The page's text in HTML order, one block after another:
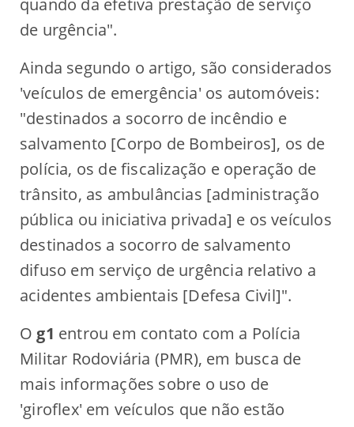
de urgência".
Ainda segundo o artigo, são considerados
'veículos de emergência' os automóveis:
"destinados a socorro de incêndio e
salvamento [Corpo de Bombeiros], os de
polícia, os de fiscalização e operação de
trânsito, as ambulâncias [administração
pública ou iniciativa privada] e os veículos
destinados a socorro de salvamento
difuso em serviço de urgência relativo a
acidentes ambientais [Defesa Civil]".
O g1 entrou em contato com a Polícia
Militar Rodoviária (PMR), em busca de
mais informações sobre o uso de
'giroflex' em veículos que não estão